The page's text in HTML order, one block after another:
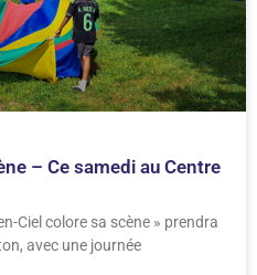
– Ce samedi au Centre
Ciel colore sa scène » prendra
avec une journée